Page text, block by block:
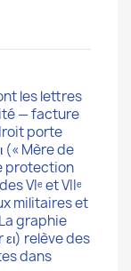
les lettres
— facture
porte
(« Mère de
protection
VIᵉ et VIIᵉ
militaires et
graphie
relève des
dans